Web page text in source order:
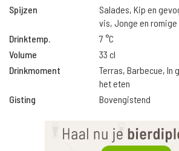
Spijzen
Salades, Kip en
vis, Jonge en romige
Drinktemp.
7 °C
Volume
33 cl
Drinkmoment
Terras, Barbecue, In
het eten
Gisting
Bovengistend